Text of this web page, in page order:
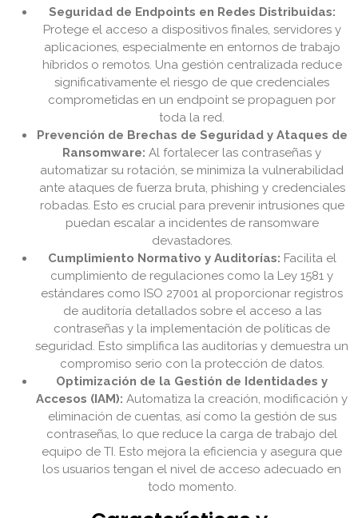
Seguridad de Endpoints en Redes Distribuidas:
Protege el acceso a dispositivos finales, servidores y
aplicaciones, especialmente en entornos de trabajo
híbridos o remotos. Una gestión centralizada reduce
significativamente el riesgo de que credenciales
comprometidas en un endpoint se propaguen por
toda la red.
Prevención de Brechas de Seguridad y Ataques de
Ransomware: Al fortalecer las contraseñas y
automatizar su rotación, se minimiza la vulnerabilidad
ante ataques de fuerza bruta, phishing y credenciales
robadas. Esto es crucial para prevenir intrusiones que
puedan escalar a incidentes de ransomware
devastadores.
Cumplimiento Normativo y Auditorías: Facilita el
cumplimiento de regulaciones como la Ley 1581 y
estándares como ISO 27001 al proporcionar registros
de auditoría detallados sobre el acceso a las
contraseñas y la implementación de políticas de
seguridad. Esto simplifica las auditorías y demuestra un
compromiso serio con la protección de datos.
Optimización de la Gestión de Identidades y
Accesos (IAM): Automatiza la creación, modificación y
eliminación de cuentas, así como la gestión de sus
contraseñas, lo que reduce la carga de trabajo del
equipo de TI. Esto mejora la eficiencia y asegura que
los usuarios tengan el nivel de acceso adecuado en
todo momento.